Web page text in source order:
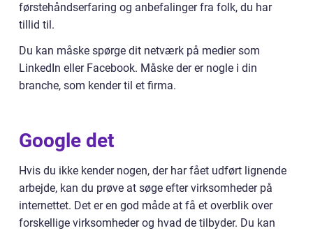
førstehåndserfaring og anbefalinger fra folk, du har
tillid til.
Du kan måske spørge dit netværk på medier som
LinkedIn eller Facebook. Måske der er nogle i din
branche, som kender til et firma.
Google det
Hvis du ikke kender nogen, der har fået udført lignende
arbejde, kan du prøve at søge efter virksomheder på
internettet. Det er en god måde at få et overblik over
forskellige virksomheder og hvad de tilbyder. Du kan